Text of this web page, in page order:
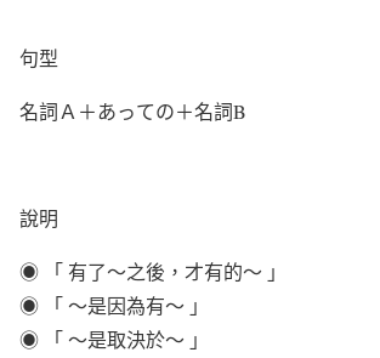
句型
名詞Ａ＋あっての＋名詞B
說明
◉ 「 有了～之後，才有的～ 」
◉ 「 ～是因為有～ 」
◉ 「 ～是取決於～ 」